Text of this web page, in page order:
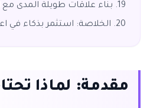
بناء علاقات طويلة المدى مع
الخلاصة: استثمر بذكاء في
مقدمة: لماذا